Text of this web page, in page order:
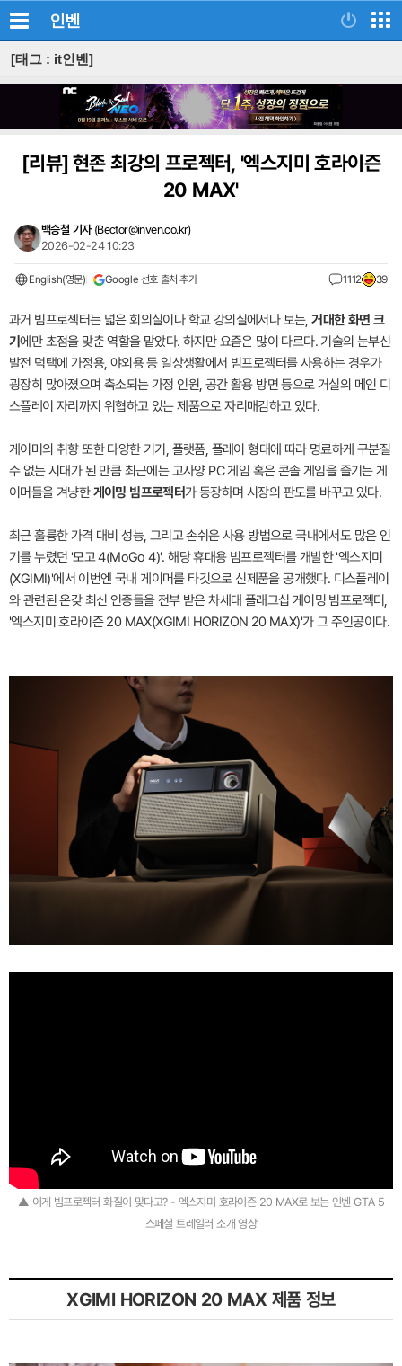
인벤
[태그 : it인벤]
[리뷰]현존 최강의 프로젝터, '엑스지미 호라이즌
20 MAX'
백승철 기자 (Bector@inven.co.kr)
2026-02-24 10:23
English(영문) Google 선호 출처 추가 1112 39
과거 빔프로젝터는 넓은 회의실이나 학교 강의실에서나 보는,거대한 화면 크
기에만 초점을 맞춘 역할을 맡았다. 하지만 요즘은 많이 다르다. 기술의 눈부신
발전 덕택에 가정용, 야외용 등 일상생활에서 빔프로젝터를 사용하는 경우가
굉장히 많아졌으며 축소되는 가정 인원, 공간 활용 방면 등으로 거실의 메인 디
스플레이 자리까지 위협하고 있는 제품으로 자리매김하고 있다.
게이머의 취향 또한 다양한 기기, 플랫폼, 플레이 형태에 따라 명료하게 구분질
수 없는 시대가 된 만큼 최근에는 고사양 PC 게임 혹은 콘솔 게임을 즐기는 게
이머들을 겨냥한게이밍 빔프로젝터가 등장하며 시장의 판도를 바꾸고 있다.
최근 훌륭한 가격 대비 성능, 그리고 손쉬운 사용 방법으로 국내에서도 많은 인
기를 누렸던 '모고 4(MoGo 4)'. 해당 휴대용 빔프로젝터를 개발한 '엑스지미
(XGIMI)'에서 이번엔 국내 게이머를 타깃으로 신제품을 공개했다. 디스플레이
와 관련된 온갖 최신 인증들을 전부 받은 차세대 플래그십 게이밍 빔프로젝터,
'엑스지미 호라이즌 20 MAX(XGIMI HORIZON 20 MAX)'가 그 주인공이다.
▲ 이게 빔프로젝터 화질이 맞다고? - 엑스지미 호라이즌 20 MAX로 보는 인벤 GTA 5
스페셜 트레일러 소개 영상
XGIMI HORIZON 20 MAX 제품 정보